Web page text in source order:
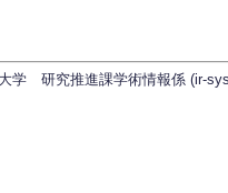
学 研究推進課学術情報係 (ir-